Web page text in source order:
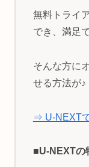
無料トライ
でき、満足
そんな方に
せる方法が♪
⇒ U-NEXT
■U-NEXTの